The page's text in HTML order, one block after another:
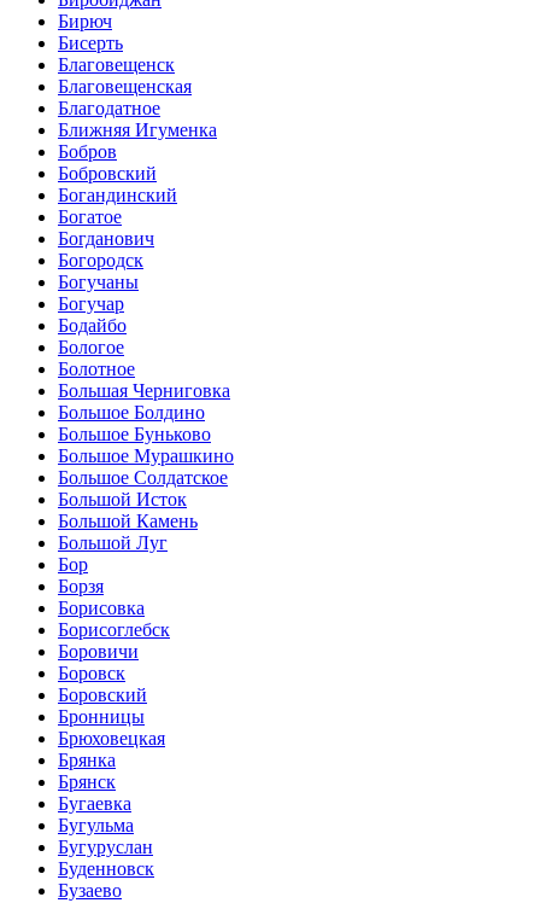
Бирюч
Бисерть
Благовещенск
Благовещенская
Благодатное
Ближняя Игуменка
Бобров
Бобровский
Богандинский
Богатое
Богданович
Богородск
Богучаны
Богучар
Бодайбо
Бологое
Болотное
Большая Черниговка
Большое Болдино
Большое Буньково
Большое Мурашкино
Большое Солдатское
Большой Исток
Большой Камень
Большой Луг
Бор
Борзя
Борисовка
Борисоглебск
Боровичи
Боровск
Боровский
Бронницы
Брюховецкая
Брянка
Брянск
Бугаевка
Бугульма
Бугуруслан
Буденновск
Бузаево